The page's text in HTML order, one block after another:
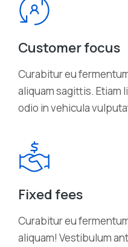
Customer focus
Curabitur eu
aliquam sagittis. Etiam
odio in vehicula
Fixed fees
Curabitur eu
aliquam! Vestibulum